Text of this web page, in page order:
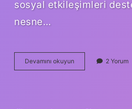
sosyal etkileşimleri
nesne…
Devamını okuyun
jöle
2 Yorum